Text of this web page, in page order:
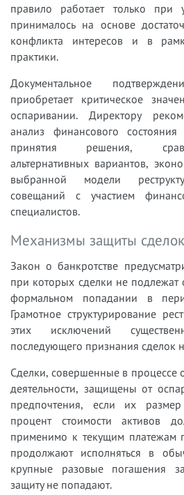
правило работает только при
принималось на основе
конфликта интересов и в
практики.
Документальное
приобретает критическое
оспаривании. Директору
анализ финансового
принятия решения,
альтернативных вариантов,
выбранной модели
совещаний с участием
специалистов.
Механизмы защиты
Закон о банкротстве
при которых сделки не
формальном попадании в
Грамотное структурирование
этих исключений
последующего признания сделок
Сделки, совершенные в процессе
деятельности, защищены от
предпочтения, если их
процент стоимости активов
применимо к текущим платежам
продолжают исполняться в
крупные разовые погашения
защиту не попадают.